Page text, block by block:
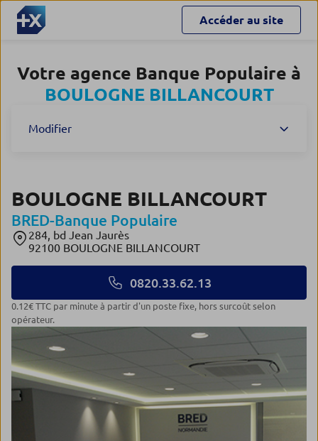
Accéder au site
Votre agence Banque Populaire à
BOULOGNE BILLANCOURT
Modifier
BOULOGNE BILLANCOURT
BRED-Banque Populaire
284, bd Jean Jaurès
92100 BOULOGNE BILLANCOURT
0820.33.62.13
0.12€ TTC par minute à partir d'un poste fixe, hors surcoût selon
opérateur.